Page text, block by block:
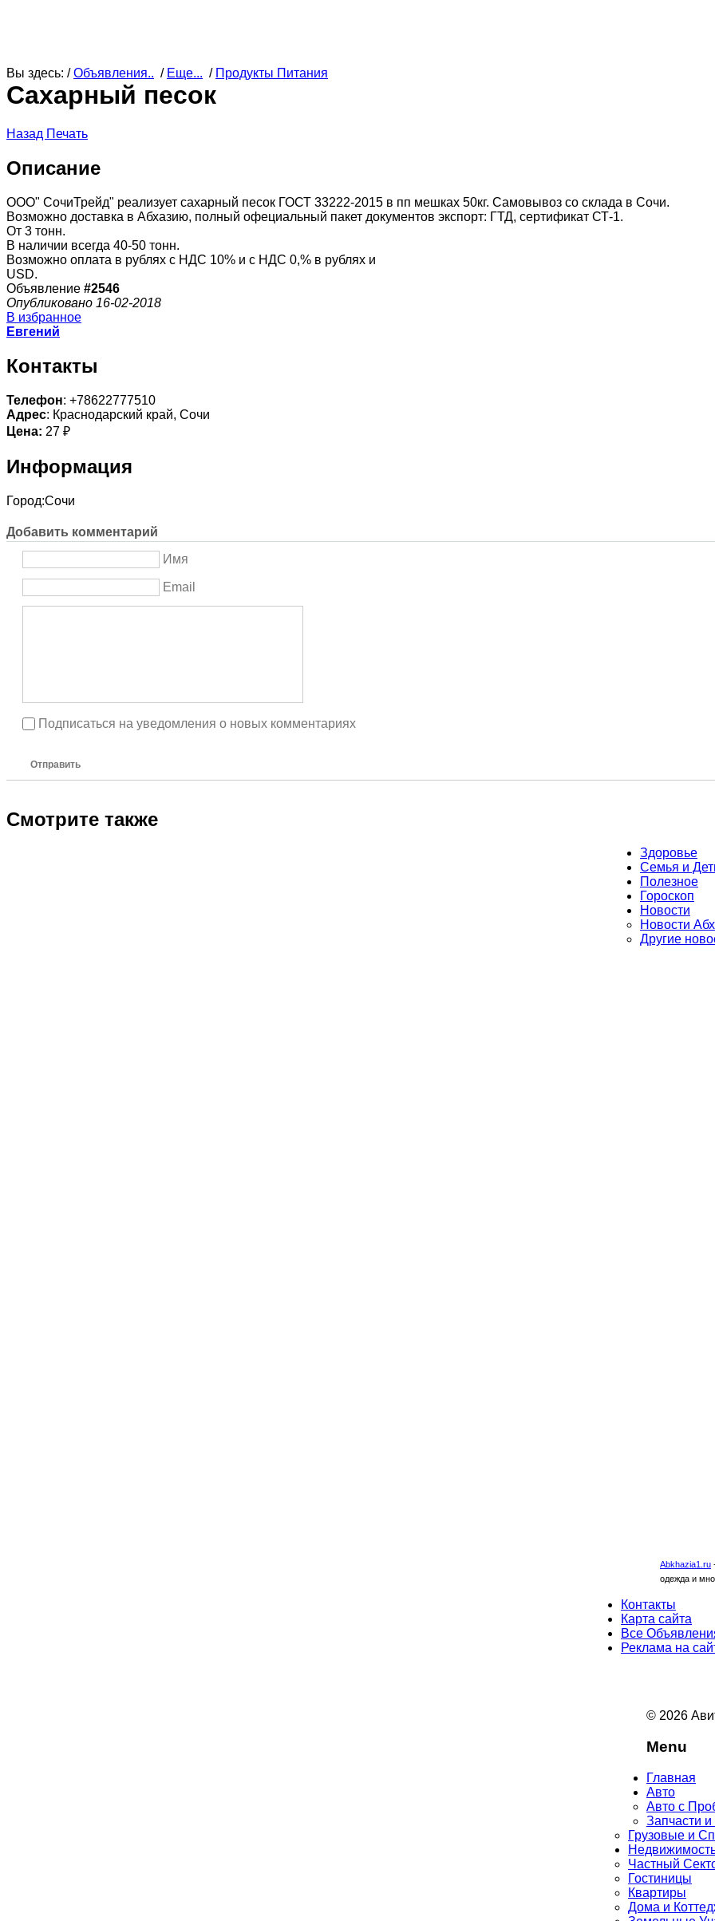
Вы здесь: /Объявления.. / Еще... / Продукты Питания
Сахарный песок
Назад Печать
Описание
ООО" СочиТрейд" реализует сахарный песок ГОСТ 33222-2015 в пп мешках 50кг. Самовывоз со склада в Сочи.
Возможно доставка в Абхазию, полный офециальный пакет документов экспорт: ГТД, сертификат СТ-1.
От 3 тонн.
В наличии всегда 40-50 тонн.
Возможно оплата в рублях с НДС 10% и с НДС 0,% в рублях и
USD.
Объявление #2546
Опубликовано 16-02-2018
В избранное
Евгений
Контакты
Телефон: +78622777510
Адрес: Краснодарский край, Сочи
Цена: 27 ₽
Информация
Город:Сочи
Добавить комментарий
Имя
Email
Подписаться на уведомления о новых комментариях
Отправить
Смотрите также
Здоровье
Семья и
Полезное
Гороскоп
Новости
Новости
Другие
Abkhazia1.ru
одежда и
Контакты
Карта сайта
Все
Реклама на
© 2026
Menu
Главная
Авто
Авто с
Запчасти
Грузовые и
Частный
Гостиницы
Квартиры
Дома и